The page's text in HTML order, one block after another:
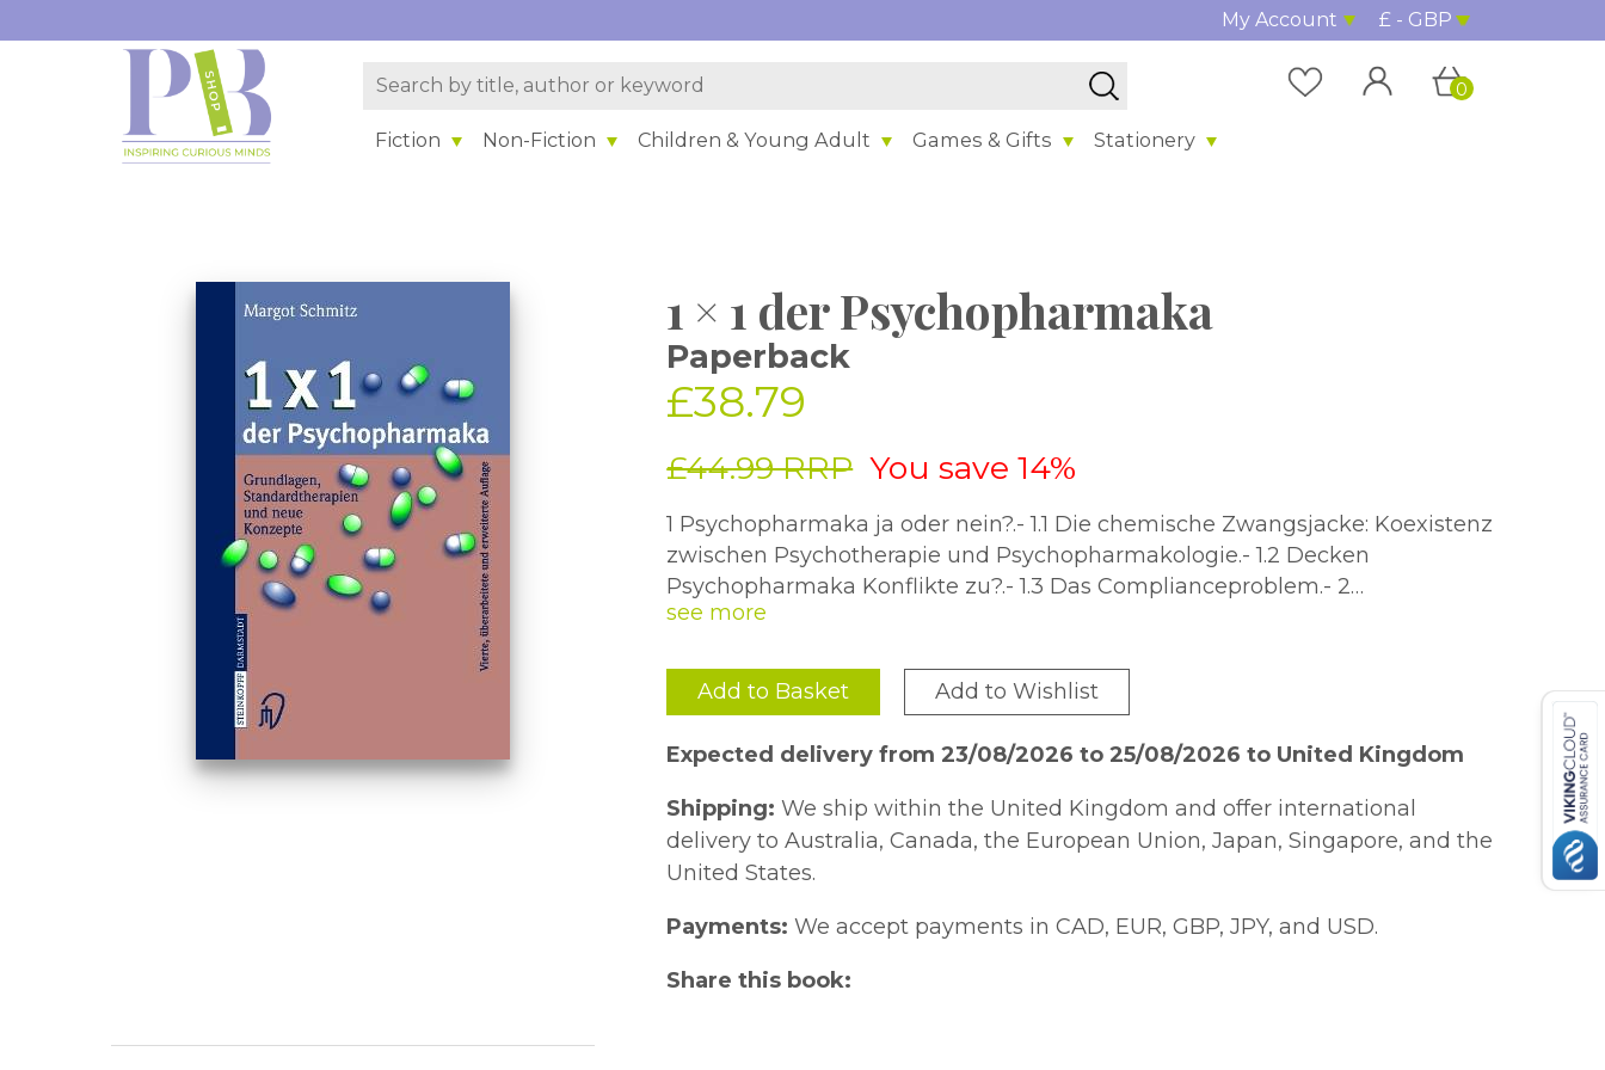
My Account £ - GBP
Fiction Non-Fiction Children & Young Adult Games & Gifts Stationery
0
1 × 1 der Psychopharmaka
Paperback
£38.79
£44.99 RRP You save 14%
1 Psychopharmaka ja oder nein?.- 1.1 Die chemische Zwangsjacke: Koexistenz
zwischen Psychotherapie und Psychopharmakologie.- 1.2 Decken
Psychopharmaka Konflikte zu?.- 1.3 Das Complianceproblem.- 2
Zielsymptome.- Bewusstsein.- Denken.- Gedächtnis.- Affekte.- Angst,
Negative Symptome.- 3 Häufige diagnostische Kategorien.- 3.1 Einleitung.-
3.2 Systematik der Erkrankungen.- 3.3 Literatur.- 4 Substanzgruppen.- 4.1
Antidepressiva.- Literatur zu Abschnitt 4.1 126.- 4.2 Angstlösende Substanzen:
minor tranquilizers.- Literatur zu Abschnitt 4.2.- 4.3 Neuroleptika.- Literatur
zu Abschnitt 4.3.- 5 Geriatrisch bedeutsame Substanzen.- 5.1 Geriatrische
Erkrankungen Demenz.- Literatur.- Anhang A: Verzeichnis der Arzneistoffe
und Präparate.- Anhang B: Kombinationspräparate (Auswahl).
Add to Basket Add to Wishlist
Expected delivery from 23/08/2026 to 25/08/2026 to United Kingdom
Shipping: We ship within the United Kingdom and offer international
delivery to Australia, Canada, the European Union, Japan, Singapore, and the
United States.
Payments: We accept payments in CAD, EUR, GBP, JPY, and USD.
Share this book: